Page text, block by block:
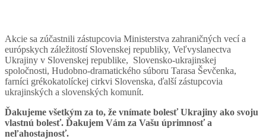
Akcie sa zúčastnili zástupcovia Ministerstva zahraničných vecí a
európskych záležitostí Slovenskej republiky, Veľvyslanectva
Ukrajiny v Slovenskej republike, Slovensko-ukrajinskej
spoločnosti, Hudobno-dramatického súboru Tarasa Ševčenka,
farníci grékokatolíckej cirkvi Slovenska, ďalší zástupcovia
ukrajinských a slovenských komunít.
Ďakujeme všetkým za to, že vnímate bolesť Ukrajiny ako svoju
vlastnú bolesť. Ďakujem Vám za Vašu úprimnosť a
neľahostajnosť.